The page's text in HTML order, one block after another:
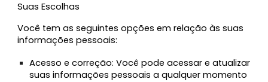
Suas Escolhas
Você tem as seguintes opções em relação às suas
informações pessoais:
Acesso e correção: Você pode acessar e atualizar
suas informações pessoais a qualquer momento